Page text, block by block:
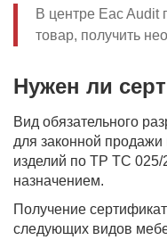
В центре Eac Audit
товар, получить
Нужен ли
Вид обязательного
для законной продажи
изделий по ТР ТС 025/
назначением.
Получение
следующих видов